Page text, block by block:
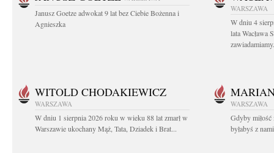
Janusz Goetze adwokat 9 lat bez Ciebie Bożenna i
Agnieszka
WARSZAWA
W dniu 4
lata Wacława
WITOLD CHODAKIEWICZ
WARSZAWA
W dniu 1 sierpnia 2026 roku w wieku 88 lat zmarł w
Warszawie ukochany Mąż, Tata, Dziadek i Brat...
WARSZAWA
Gdyby miłość
byłabyś z